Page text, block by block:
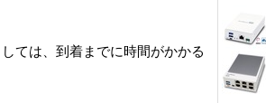
ては、到着までに時間がかかる